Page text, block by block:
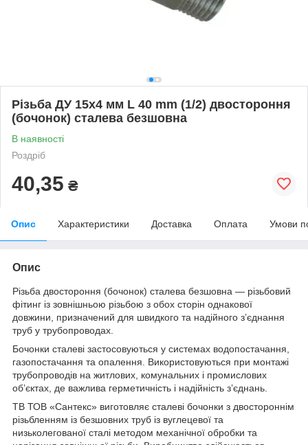
Різьба ДУ 15х4 мм L 40 mm (1/2) двостороння
(бочонок) сталева безшовна
В наявності
Роздріб
40,35 ₴
Опис Характеристики Доставка Оплата Умови
Опис
Різьба двостороння (бочонок) сталева безшовна — різьбовий
фітинг із зовнішньою різьбою з обох сторін однакової
довжини, призначений для швидкого та надійного з’єднання
труб у трубопроводах.
Бочонки сталеві застосовуються у системах водопостачання,
газопостачання та опалення. Використовуються при монтажі
трубопроводів на житлових, комунальних і промислових
об’єктах, де важлива герметичність і надійність з’єднань.
ТВ ТОВ «Сантекс» виготовляє сталеві бочонки з двостороннім
різьбленням із безшовних труб із вуглецевої та
низьколегованої сталі методом механічної обробки та